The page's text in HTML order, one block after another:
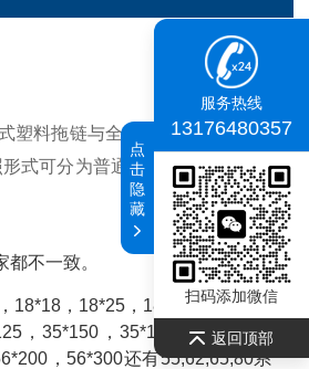
塑料拖链与全封闭塑料拖链;按照
式可分为普通拖链、并联拖链、
不一致。
18*18，18*25，18*35，18*50，
，35*150，35*175，35*200，
，56*300还有55,62,65,80系
服务热线
13176480357
扫码添加微信
返回顶部
点
击
隐
藏